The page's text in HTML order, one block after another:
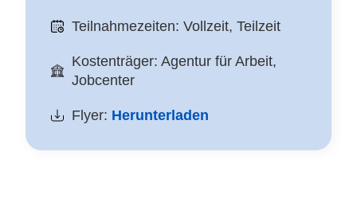
Teilnahmezeiten: Vollzeit, Teilzeit
Kostenträger: Agentur für Arbeit,
Jobcenter
Flyer: Herunterladen